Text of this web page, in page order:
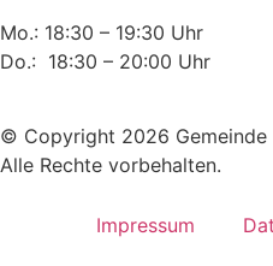
Mo.: 18:30 – 19:30 Uhr
Do.: 18:30 – 20:00 Uhr
© Copyright 2026 Gemeinde
Alle Rechte vorbehalten.
Impressum